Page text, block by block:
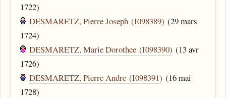
1722)
DESMARETZ, Pierre Joseph (I098389) (29 mars
1724)
DESMARETZ, Marie Dorothee (I098390) (13 avr
1726)
DESMARETZ, Pierre Andre (I098391) (16 mai
1728)